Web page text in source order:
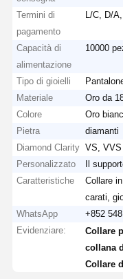
Termini di
pagamento
L/C, D/
Capacità di
alimentazione
10000
Tipo di gioielli
Materiale
Oro da
Colore
Oro
Pietra
diamanti
Diamond Clarity VS, VVS
Personalizzato
Il
Caratteristiche
Collare
carati,
WhatsApp
+852
Evidenziare:
Collare
collana
Collare